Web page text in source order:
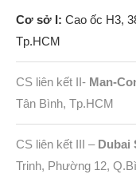
Cơ sở I: Cao ốc H3,
Tp.HCM
CS liên kết II- Man-
Tân Bình, Tp.HCM
CS liên kết III – Dubai
Trinh, Phường 12,